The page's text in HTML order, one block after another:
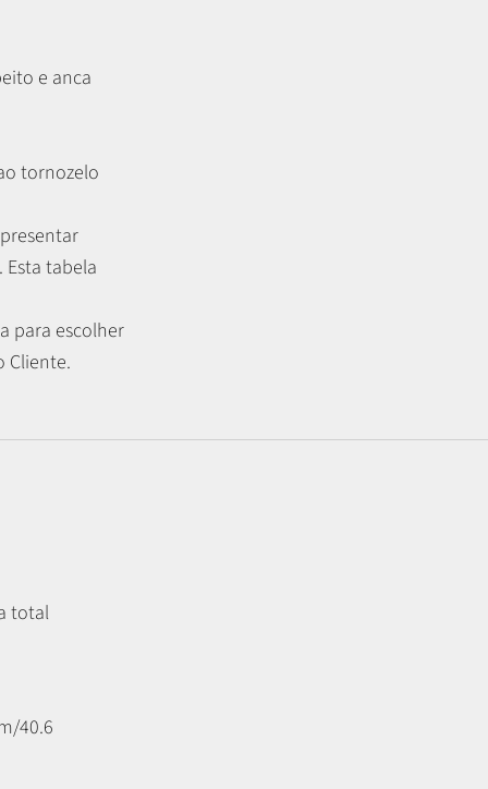
e anca
tornozelo
Esta tabela
para escolher
Cliente.
total
40.6